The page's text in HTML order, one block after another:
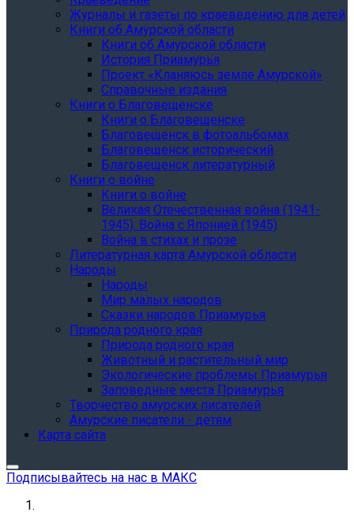
Журналы и газеты по краеведению для детей
Книги об Амурской области
Книги об Амурской области
История Приамурья
Проект «Кланяюсь земле Амурской»
Справочные издания
Книги о Благовещенске
Книги о Благовещенске
Благовещенск в фотоальбомах
Благовещенск исторический
Благовещенск литературный
Книги о войне
Книги о войне
Великая Отечественная война (1941-
1945). Война с Японией (1945)
Война в стихах и прозе
Литературная карта Амурской области
Народы
Народы
Мир малых народов
Сказки народов Приамурья
Природа родного края
Природа родного края
Животный и растительный мир
Экологические проблемы Приамурья
Заповедные места Приамурья
Творчество амурских писателей
Амурские писатели - детям
Карта сайта
Подписывайтесь на нас в МАКС